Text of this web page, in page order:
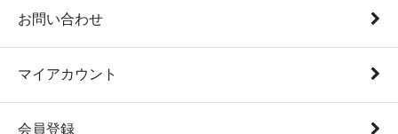
お問い合わせ
マイアカウント
会員登録